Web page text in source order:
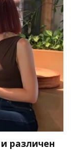
различен